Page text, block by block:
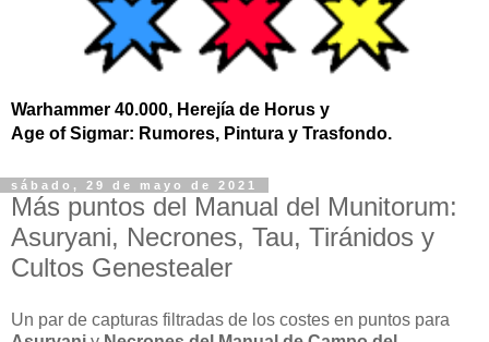
Warhammer 40.000, Herejía de Horus y
Age of Sigmar: Rumores, Pintura y Trasfondo.
sábado, 29 de mayo de 2021
Más puntos del Manual del Munitorum:
Asuryani, Necrones, Tau, Tiránidos y
Cultos Genestealer
Un par de capturas filtradas de los costes en puntos para